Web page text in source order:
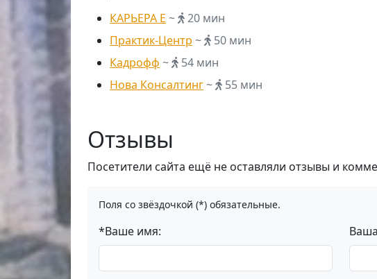
КАРЬЕРА Е ~
20 мин
Практик-Центр ~
50 мин
Кадрофф ~
54 мин
Нова Консалтинг~ 55 мин
Отзывы
Посетители сайта ещё не оставляли отзывы и
Поля со звёздочкой (*) обязательные.
*Ваше имя: